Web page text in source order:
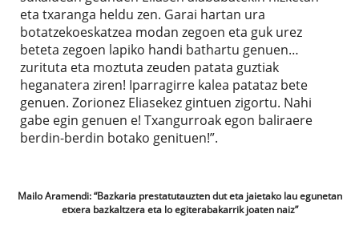
eta txaranga heldu zen. Garai hartan ura
botatzekoeskatzea modan zegoen eta guk urez
beteta zegoen lapiko handi bathartu genuen…
zurituta eta moztuta zeuden patata guztiak
heganatera ziren! Iparragirre kalea patataz bete
genuen. Zorionez Eliasekez gintuen zigortu. Nahi
gabe egin genuen e! Txangurroak egon baliraere
berdin-berdin botako genituen!”.
Mailo Aramendi: “Bazkaria prestatutauzten dut eta jaietako lau egunetan
etxera bazkaltzera eta lo egiterabakarrik joaten naiz”